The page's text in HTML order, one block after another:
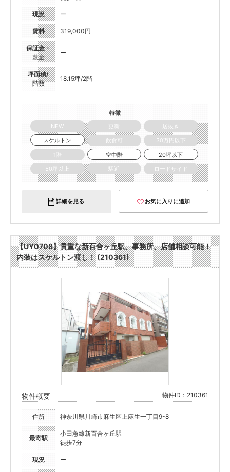
現況 ー
賃料 319,000円
保証金・
敷金
ー
坪面積/
階数
18.15坪/2階
特徴
NEW
更新
居抜き
スケルトン
飲食可
30万円以下
1階
空中階
20坪以下
50坪以上
駅近 ロードサイド
詳細を見る お気に入りに追加
【UY0708】貴重な新百合ヶ丘駅、事務所、店舗相談可能！
内装はスケルトン渡し！ (210361)
物件概要 物件ID：210361
住所 神奈川県川崎市麻生区上麻生一丁目9-8
最寄駅
小田急線新百合ヶ丘駅
徒歩7分
現況 ー